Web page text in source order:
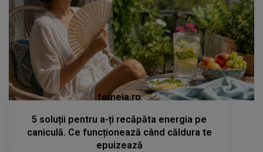
femeia.ro
5 soluții pentru a-ți recăpăta energia pe
caniculă. Ce funcționează când căldura te
epuizează